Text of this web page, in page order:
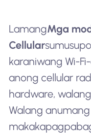
LamangMga
Cellular
karaniwang Wi-
anong cellular
hardware,
Walang